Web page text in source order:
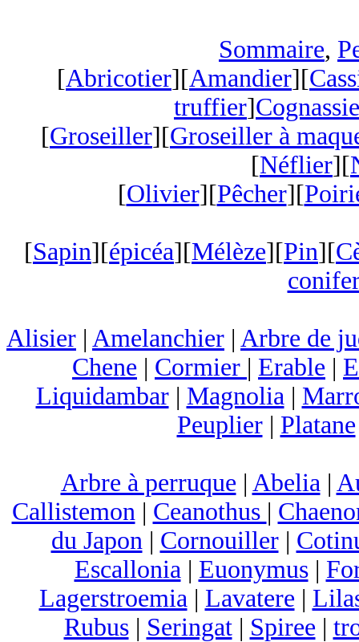
Sommaire,
[Abricotier][Amandier][
truffier]
[Groseiller][Groseiller à
[Néflier][
[Olivier][Pêcher][
[Sapin][épicéa][Mélèze][Pin][
Alisier | Amelanchier | Arbre de
Chene | Cormier | Erable |
Liquidambar| Magnolia|
Peuplier| Platane
Arbre à perruque | Abelia|
Callistemon| Ceanothus |
du Japon| Cornouiller|
Escallonia| Euonymus|
Lagerstroemia| Lavatere |
Rubus| Seringat| Spiree |